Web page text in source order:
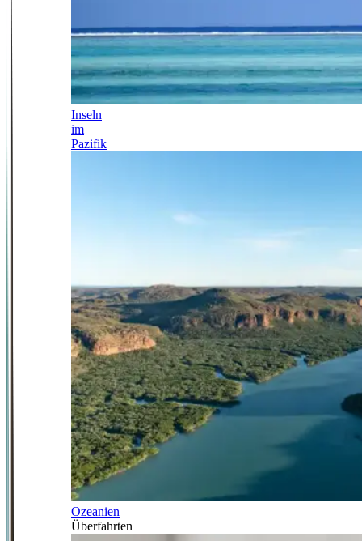
Inseln
im
Pazifik
Ozeanien
Überfahrten